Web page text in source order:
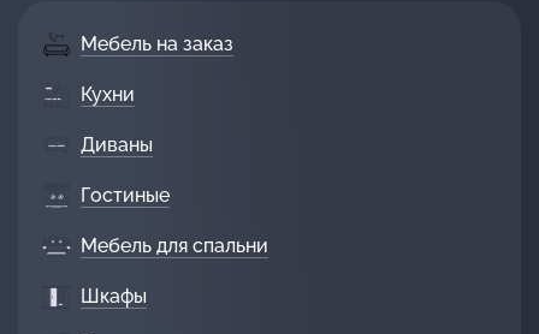
Мебель на заказ
Кухни
Диваны
Гостиные
Мебель для спальни
Шкафы